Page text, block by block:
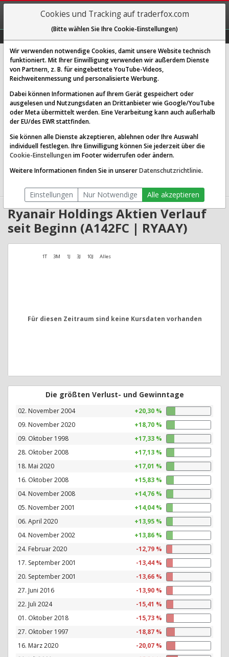
REGIS-
TRIEREN
Ryanair Holdings PLC (ADRs)
[RYAAY | WKN A142FC | ISIN US7835132033]
60,359 $ -0,32 %
Echtzeit-Aktienkurs 07.08.2026 19:59 Uhr
BID:59,342 $
Website:
http://corporate.ryanair.com/
Sektor:
Industrials / Airlines
26.24 Mrd. EUR
Anzahl
519,392,512
Ryanair Holdings Aktien Verlauf
seit Beginn (A142FC | RYAAY)
1T 3M 1J 3J 10J Alles
Für diesen Zeitraum sind keine Kursdaten vorhanden
Die größten Verlust- und Gewinntage
02. November 2004
+20,30 %
09. November 2020
+18,70 %
09. Oktober 1998
+17,33 %
28. Oktober 2008
+17,13 %
18. Mai 2020
+17,01 %
16. Oktober 2008
+15,83 %
04. November 2008
+14,76 %
05. November 2001
+14,04 %
06. April 2020
+13,95 %
04. November 2002
+13,86 %
24. Februar 2020
-12,79 %
17. September 2001
-13,44 %
20. September 2001
-13,66 %
27. Juni 2016
-13,90 %
22. Juli 2024
-15,41 %
01. Oktober 2018
-15,73 %
27. Oktober 1997
-18,87 %
16. März 2020
-20,07 %
Cookies und Tracking auf traderfox.com
(Bitte wählen Sie Ihre Cookie-Einstellungen)
Wir verwenden notwendige Cookies, damit unsere Website technisch
funktioniert. Mit Ihrer Einwilligung verwenden wir außerdem Dienste
von Partnern, z. B. für eingebettete YouTube-Videos,
Reichweitenmessung und personalisierte Werbung.
Dabei können Informationen auf Ihrem Gerät gespeichert oder
ausgelesen und Nutzungsdaten an Drittanbieter wie Google/YouTube
oder Meta übermittelt werden. Eine Verarbeitung kann auch außerhalb
der EU/des EWR stattfinden.
Sie können alle Dienste akzeptieren, ablehnen oder Ihre Auswahl
individuell festlegen. Ihre Einwilligung können Sie jederzeit über die
Cookie-Einstellungen im Footer widerrufen oder ändern.
Weitere Informationen finden Sie in unsererDatenschutzrichtlinie.
Einstellungen Nur Notwendige Alle akzeptieren